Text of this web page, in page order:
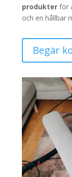
produkterför
och en hållbar
Begär